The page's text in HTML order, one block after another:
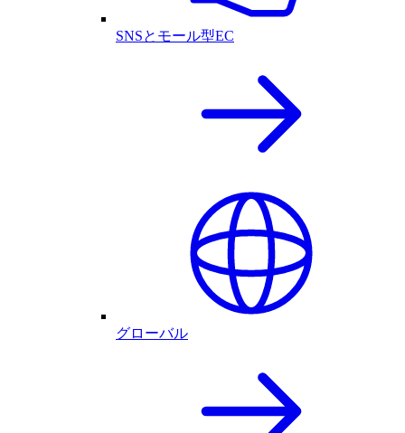
SNSとモール型EC
グローバル